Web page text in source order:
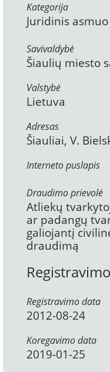
Kategorija
Juridinis asmuo
Savivaldybė
Šiaulių miesto
Valstybė
Lietuva
Adresas
Šiauliai, V.
Interneto puslapis
Draudimo prievolė
Atliekų
ar padangų
galiojantį
draudimą
Registravimo data
2012-08-24
Koregavimo data
2019-01-25